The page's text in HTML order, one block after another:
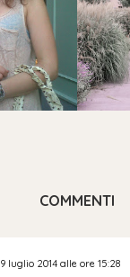
COMMENTI
9 luglio 2014 alle ore 15:28